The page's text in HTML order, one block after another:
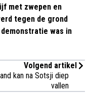
met zwepen en
tegen de grond
was in
Volgend artikel
kan na Sotsji diep
vallen